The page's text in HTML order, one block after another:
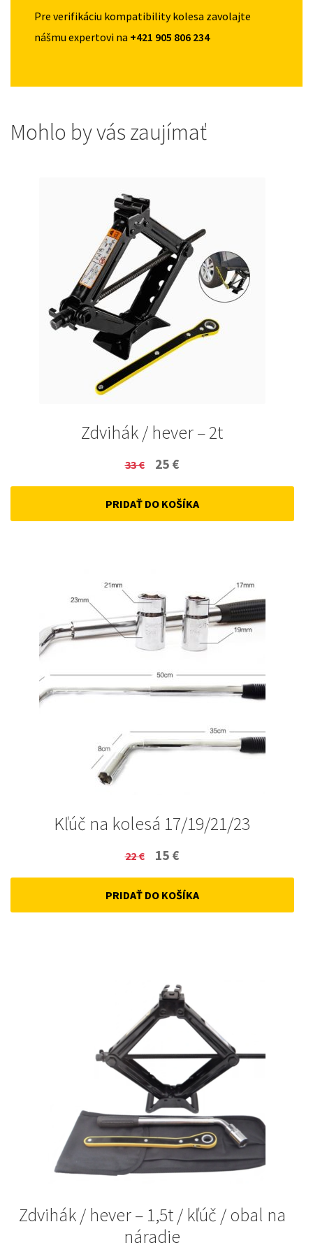
Pre verifikáciu kompatibility kolesa zavolajte
nášmu expertovi na +421 905 806 234
Mohlo by vás zaujímať
Zdvihák / hever – 2t
33€
Original
price
was:
25 €
price
is:
PRIDAŤ DO KOŠÍKA
Kľúč na kolesá 17/19/21/23
22€
Original
price
was:
15 €
price
is:
PRIDAŤ DO KOŠÍKA
Zdvihák / hever – 1,5t / kľúč / obal na
náradie